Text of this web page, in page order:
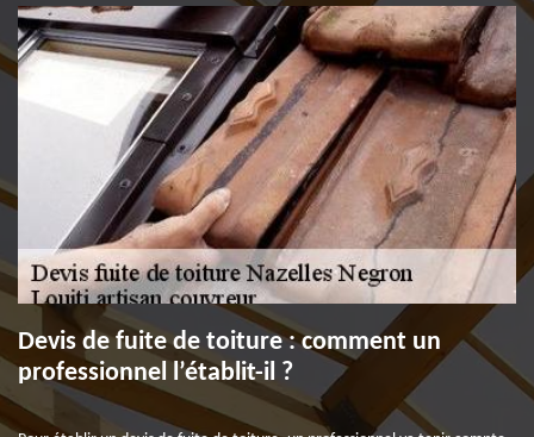
Devis de fuite de toiture : comment un
professionnel l’établit-il ?